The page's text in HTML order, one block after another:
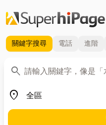
關鍵字搜尋 電話 進階
search
關鍵字
place
地區